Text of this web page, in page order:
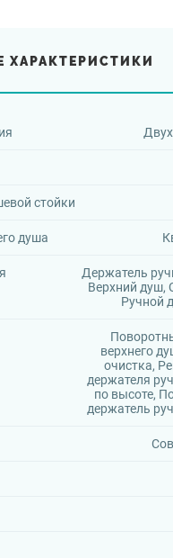
ХАРАКТЕРИСТИКИ
стойки
душа
Держатель
Верхний душ,
Ручной
верхнего
очистка,
держателя
по высоте,
держатель